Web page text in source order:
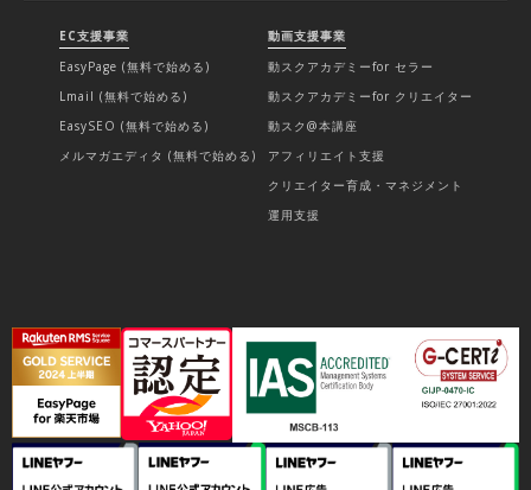
EC支援事業
EasyPage (無料で始める)
Lmail (無料で始める)
EasySEO (無料で始める)
メルマガエディタ (無料で始める)
動画支援事業
動スクアカデミーfor セラー
動スクアカデミーfor クリエイター
動スク@本講座
アフィリエイト支援
クリエイター育成・マネジメント
運用支援